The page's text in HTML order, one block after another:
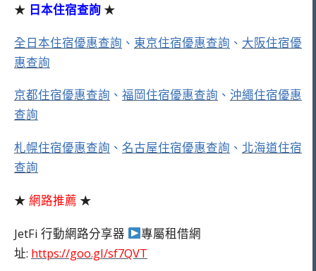
★ 日本住宿查詢 ★
全日本住宿優惠查詢 、 東京住宿優惠查詢 、 大阪住宿優
惠查詢
京都住宿優惠查詢 、 福岡住宿優惠查詢 、 沖繩住宿優惠
查詢
札幌住宿優惠查詢 、 名古屋住宿優惠查詢 、 北海道住宿
查詢
★ 網路推薦 ★
JetFi 行動網路分享器
專屬租借網
址: https://goo.gl/sf7QVT